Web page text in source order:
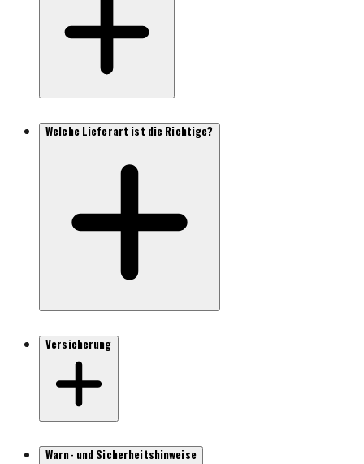
Welche Lieferart ist die Richtige?
Versicherung
Warn- und Sicherheitshinweise